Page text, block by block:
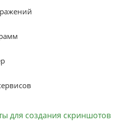
для создания скриншотов